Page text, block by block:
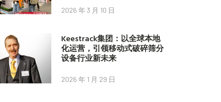
2026 年 3 月 10 日
Keestrack集团：以全球本地
化运营，引领移动式破碎筛分
设备行业新未来
2026 年 1 月 29 日